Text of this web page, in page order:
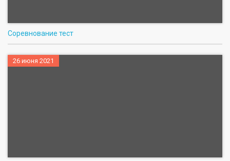
Соревнование тест
26 июня 2021